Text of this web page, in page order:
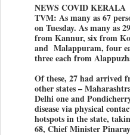
NEWS COVID KERALA
TVM: As many as 67
on Tuesday. As many as
from Kannur, six from
and Malappuram, four
three each from
Of these, 27 had arrived
other states –
Delhi one and
disease via physical
hotspots in the state,
68, Chief Minister